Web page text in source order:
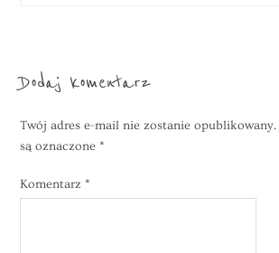
Dodaj komentarz
Twój adres e-mail nie zostanie opublikowany.
są oznaczone *
Komentarz *